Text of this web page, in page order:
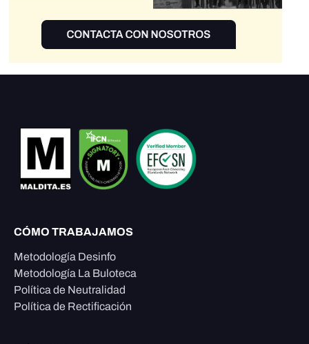
CÓMO TRABAJAMOS
Metodología Desinfo
Metodología La Buloteca
Política de Neutralidad
Política de Rectificación